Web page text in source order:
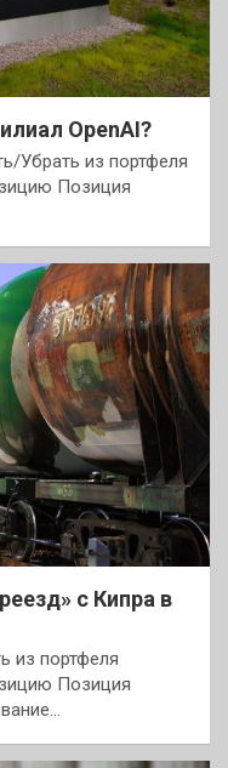
OpenAI?
Убрать из портфеля
Позиция
с Кипра в
из портфеля
Позиция